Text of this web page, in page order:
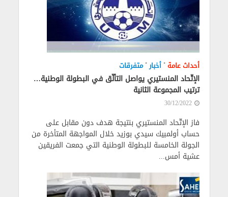
أحداث عامة • أخبار• متفرقات
الإتّحاد المنستيري يواصل التألّق في البطولة الوطنية…
ترتيب المجموعة الثانية
30/12/2022
فاز الإتّحاد المنستيري بنتيجة هدف دون مقابل على
حساب أولمبيك سيدي بوزيد خلال المواجهة المتأخرة من
الجولة الخامسة للبطولة الوطنية التي جمعت الفريقين
عشية أمس...